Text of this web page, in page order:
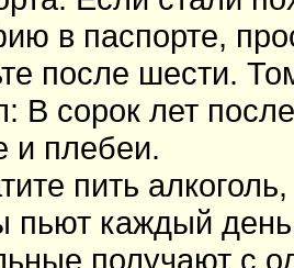
в паспорте,
после шести.
В сорок лет
и плебеи.
пить
пьют каждый
получают с